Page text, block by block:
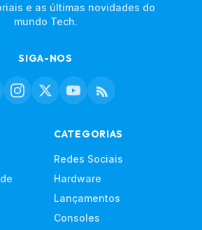
e as últimas novidades do
mundo Tech.
SIGA-NOS
CATEGORIAS
Redes Sociais
Hardware
Lançamentos
Consoles